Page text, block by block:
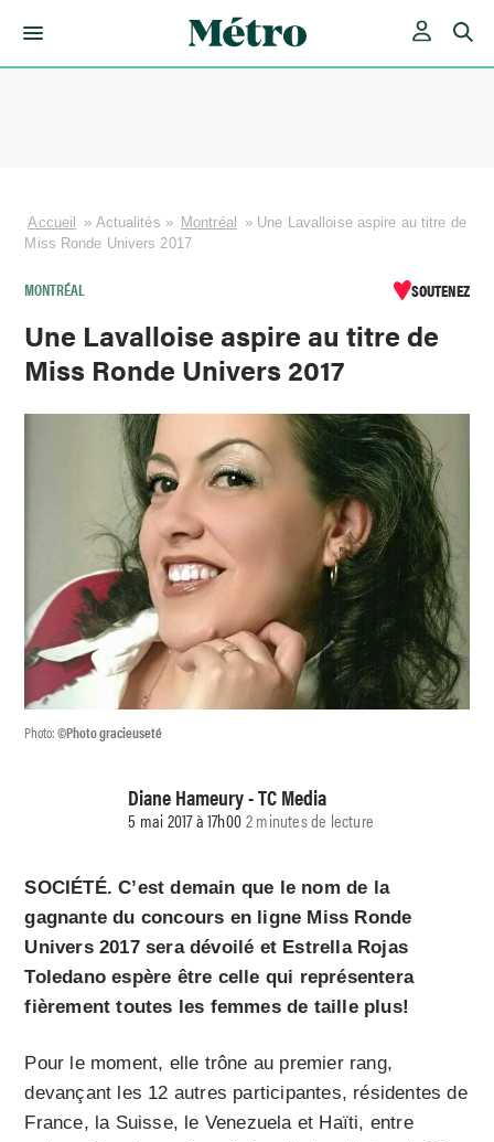
Accueil » Actualités » Montréal » Une Lavalloise aspire au titre de
Miss Ronde Univers 2017
MONTRÉAL SOUTENEZ
Une Lavalloise aspire au titre de
Miss Ronde Univers 2017
Photo:©Photo gracieuseté
Diane Hameury - TC Media
5 mai 2017 à 17h002 minutes de lecture
SOCIÉTÉ. C’est demain que le nom de la
gagnante du concours en ligne Miss Ronde
Univers 2017 sera dévoilé et Estrella Rojas
Toledano espère être celle qui représentera
fièrement toutes les femmes de taille plus!
Pour le moment, elle trône au premier rang,
devançant les 12 autres participantes, résidentes de
France, la Suisse, le Venezuela et Haïti, entre